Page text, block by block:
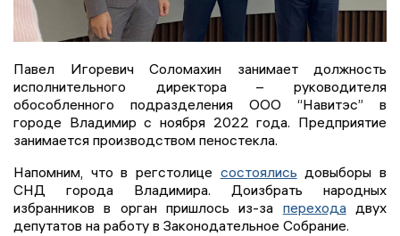
Павел Игоревич Соломахин занимает должность
исполнительного директора – руководителя
обособленного подразделения ООО “Навитэс” в
городе Владимир с ноября 2022 года. Предприятие
занимается производством пеностекла.
Напомним, что в регстолице состоялись довыборы в
СНД города Владимира. Доизбрать народных
избранников в орган пришлось из-за переходадвух
депутатов на работу в Законодательное Собрание.